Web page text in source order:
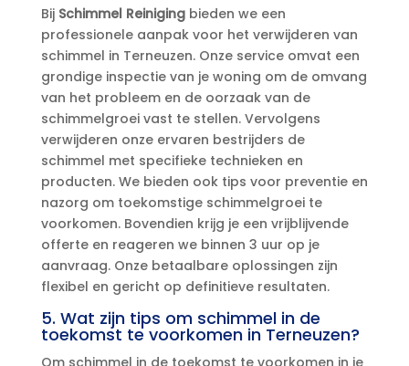
Bij Schimmel Reinigingbieden we een
professionele aanpak voor het verwijderen van
schimmel in Terneuzen.​ Onze service omvat een
grondige inspectie van je woning om de omvang
van het probleem en de oorzaak van de
schimmelgroei vast te stellen.​ Vervolgens
verwijderen onze ervaren bestrijders de
schimmel met specifieke technieken en
producten.​ We bieden ook tips voor preventie en
nazorg om toekomstige schimmelgroei te
voorkomen.​ Bovendien krijg je een vrijblijvende
offerte en reageren we binnen 3 uur op je
aanvraag.​ Onze betaalbare oplossingen zijn
flexibel en gericht op definitieve resultaten.​
5.​ Wat zijn tips om schimmel in de
toekomst te voorkomen in Terneuzen?
Om schimmel in de toekomst te voorkomen in je